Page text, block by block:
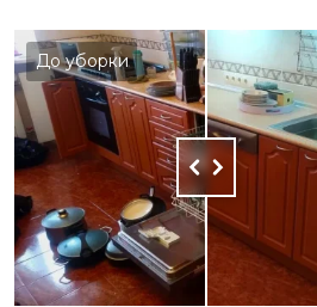
До уборки